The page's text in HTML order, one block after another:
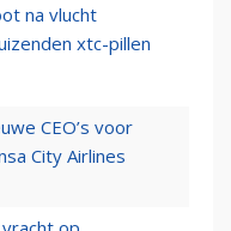
na vlucht
xtc-pillen
CEO’s voor
City Airlines